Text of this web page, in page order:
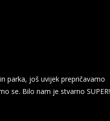
parka, još uvijek prepričavamo
se. Bilo nam je stvarno SUPER!